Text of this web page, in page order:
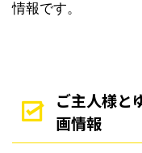
情報です。
ご主人様と
画情報